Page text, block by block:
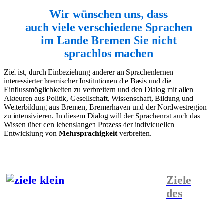
Wir wünschen uns, dass
auch viele verschiedene Sprachen
im Lande Bremen Sie nicht
sprachlos machen
Ziel ist, durch Einbeziehung anderer an Sprachenlernen
interessierter bremischer Institutionen die Basis und die
Einflussmöglichkeiten zu verbreitern und den Dialog mit allen
Akteuren aus Politik, Gesellschaft, Wissenschaft, Bildung und
Weiterbildung aus Bremen, Bremerhaven und der Nordwestregion
zu intensivieren. In diesem Dialog will der Sprachenrat auch das
Wissen über den lebenslangen Prozess der individuellen
Entwicklung von Mehrsprachigkeit verbreiten.
Ziele
des